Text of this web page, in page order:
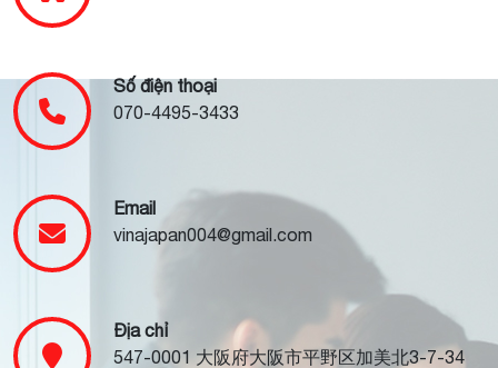
Số điện thoại
070-4495-3433
Email
vinajapan004@gmail.com
Địa chỉ
547-0001 大阪府大阪市平野区加美北3-7-34